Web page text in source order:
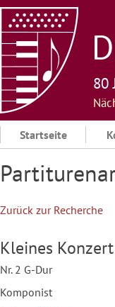
Skip
to
content
80
Startseite
Zurück zur Recherche
Kleines
Nr. 2 G-Dur
Komponist